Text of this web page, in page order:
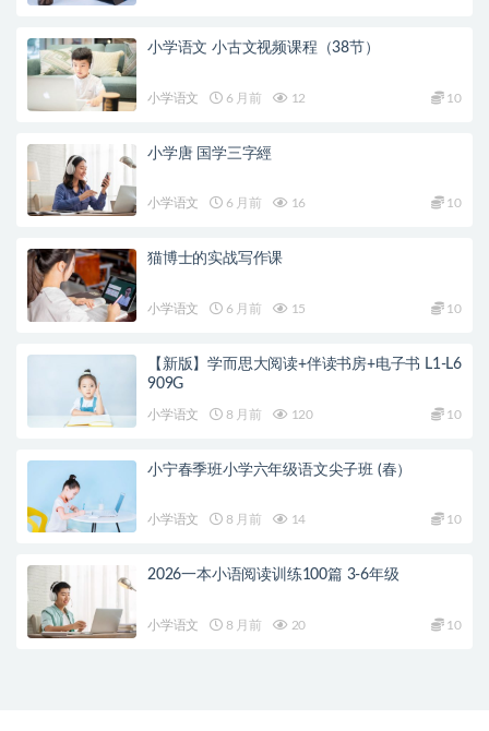
小学语文 小古文视频课程（38节）
小学语文 6 月前 12 10
小学唐 国学三字經
小学语文 6 月前 16 10
猫博士的实战写作课
小学语文 6 月前 15 10
【新版】学而思大阅读+伴读书房+电子书 L1-L6
909G
小学语文 8 月前 120 10
小宁春季班小学六年级语文尖子班 (春）
小学语文 8 月前 14 10
2026一本小语阅读训练100篇 3-6年级
小学语文 8 月前 20 10